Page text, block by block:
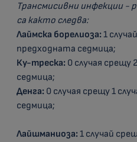
Трансмисивни инфекции -
са както следва:
Лаймска борелиоза:1
предходната седмица;
Ку-треска: 0 случая срещу
седмица;
Денга: 0 случая срещу 1
седмица;
Лайшманиоза:1 случай